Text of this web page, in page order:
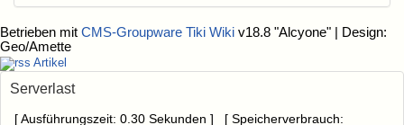
Betrieben mit CMS-Groupware Tiki Wiki v18.8 "Alcyone" | Design:
Geo/Amette
Artikel
Serverlast
[ Ausführungszeit: 0.30 Sekunden ] [ Speicherverbrauch: